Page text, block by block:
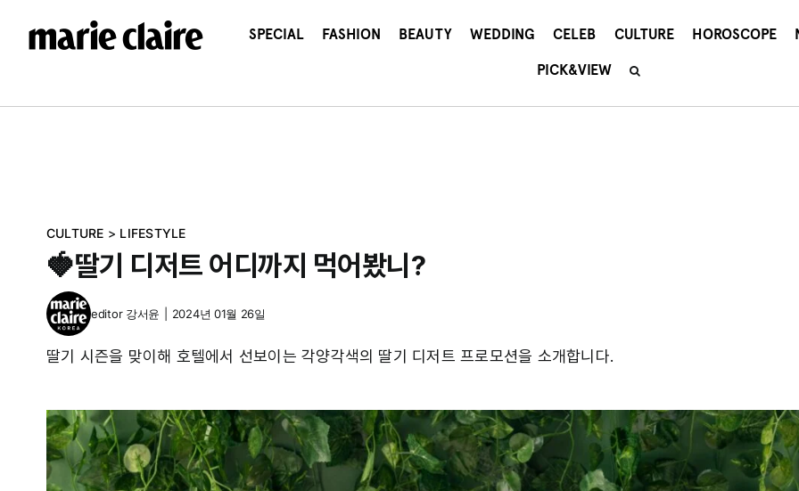
건
SPECIAL FASHION BEAUTY WEDDING CELEB CULTURE HOROSCOPE
PICK&VIEW
CULTURE > LIFESTYLE
🍓딸기 디저트 어디까지 먹어봤니?
editor 강서윤 2024년 01월 26일
딸기 시즌을 맞이해 호텔에서 선보이는 각양각색의 딸기 디저트 프로모션을 소개합니다.